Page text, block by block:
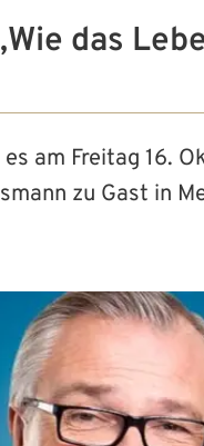
das
am Freitag 16.
zu Gast in